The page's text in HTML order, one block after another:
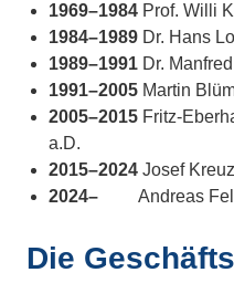
1969–1984 Prof. Willi
1984–1989 Dr. Hans
1989–1991 Dr.
1991–2005 Martin
2005–2015 Fritz-
a.D.
2015–2024 Josef
2024– Andreas
Die